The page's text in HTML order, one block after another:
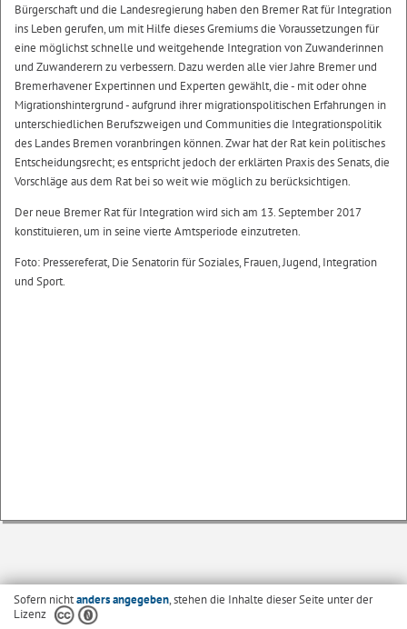
Bürgerschaft und die Landesregierung haben den Bremer Rat für Integration
ins Leben gerufen, um mit Hilfe dieses Gremiums die Voraussetzungen für
eine möglichst schnelle und weitgehende Integration von Zuwanderinnen
und Zuwanderern zu verbessern. Dazu werden alle vier Jahre Bremer und
Bremerhavener Expertinnen und Experten gewählt, die - mit oder ohne
Migrationshintergrund - aufgrund ihrer migrationspolitischen Erfahrungen in
unterschiedlichen Berufszweigen und Communities die Integrationspolitik
des Landes Bremen voranbringen können. Zwar hat der Rat kein politisches
Entscheidungsrecht; es entspricht jedoch der erklärten Praxis des Senats, die
Vorschläge aus dem Rat bei so weit wie möglich zu berücksichtigen.
Der neue Bremer Rat für Integration wird sich am 13. September 2017
konstituieren, um in seine vierte Amtsperiode einzutreten.
Foto: Pressereferat, Die Senatorin für Soziales, Frauen, Jugend, Integration
und Sport.
Sofern nichtanders angegeben, stehen die Inhalte dieser Seite unter der
Lizenz